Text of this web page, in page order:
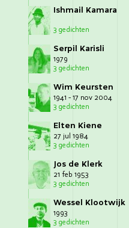
Ishmail Kamara
3 gedichten
Serpil Karisli
1979
3 gedichten
Wim Keursten
1941 - 17 nov 2004
3 gedichten
Elten Kiene
27 jul 1984
3 gedichten
Jos de Klerk
21 feb 1953
3 gedichten
Wessel Klootwijk
1993
3 gedichten